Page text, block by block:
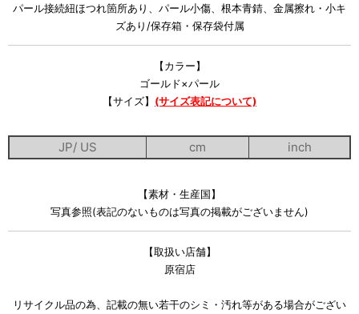
パール接続紐ほつれ箇所あり、パール小傷、根本青錆、金属擦れ・小キ
ズあり/保存箱・保存袋付属
【カラー】
ゴールド×パール
【サイズ】 (サイズ表記について)
JP/ US cm inch
【素材・生産国】
写真参照(表記のないものは写真の掲載がございません)
【取扱い店舗】
原宿店
リサイクル品の為、記載の無い若干のシミ・汚れ等がある場合がござい